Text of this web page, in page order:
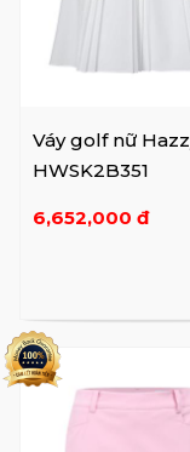
Váy golf nữ
HWSK2B351
6,652,000 đ